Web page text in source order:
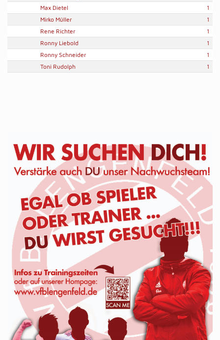
Max Dietel
1
Mirko Müller
1
Rene Richter
1
Ronny Liebold
1
Ronny Schneider
1
Toni Rudolph
1